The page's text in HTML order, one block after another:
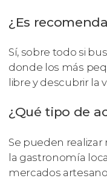
¿Es
Sí, sobre todo si
donde los más
libre y descubrir la
¿Qué tipo de
Se pueden
la gastronomía
mercados